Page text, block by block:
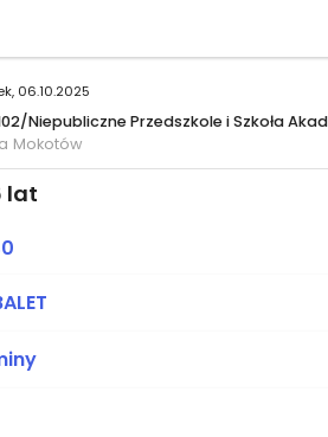
06.10.2025
Niepubliczne Przedszkole i Szkoła
Mokotów
lat